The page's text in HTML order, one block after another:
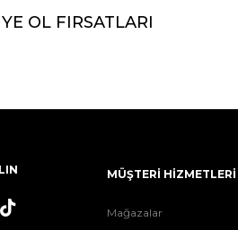
OL FIRSATLARI
MÜŞTERİ HİZMETLERİ
Mağazalar